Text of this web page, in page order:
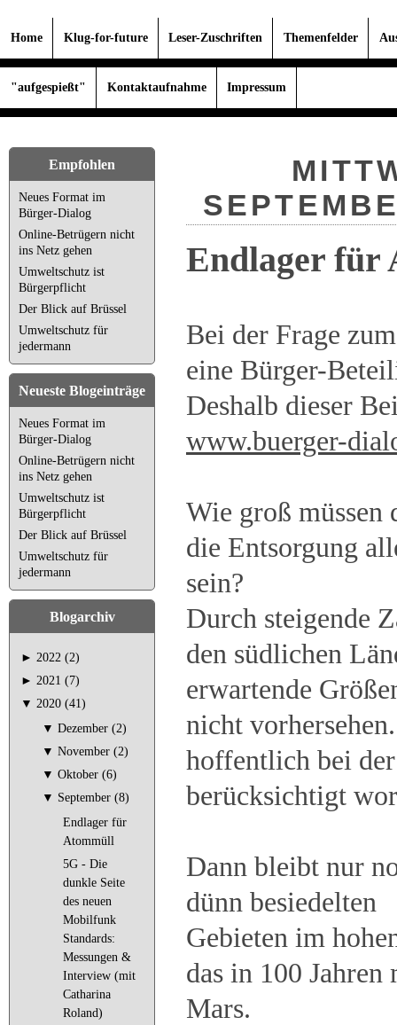
Home Klug-for-future Leser-Zuschriften Themenfelder
"aufgespießt" Kontaktaufnahme Impressum
Empfohlen
Neues Format im
Bürger-Dialog
Online-Betrügern nicht
ins Netz gehen
Umweltschutz ist
Bürgerpflicht
Der Blick auf Brüssel
Umweltschutz für
jedermann
Neueste Blogeinträge
Neues Format im
Bürger-Dialog
Online-Betrügern nicht
ins Netz gehen
Umweltschutz ist
Bürgerpflicht
Der Blick auf Brüssel
Umweltschutz für
jedermann
Blogarchiv
► 2022 (2)
► 2021 (7)
▼ 2020 (41)
▼ Dezember (2)
▼ November (2)
▼ Oktober (6)
▼ September (8)
Endlager für
Atommüll
5G - Die
dunkle Seite
des neuen
Mobilfunk
Standards:
Messungen &
Interview (mit
Catharina
Roland)
Endlager für
Bei der Frage
eine Bürger-
Deshalb dieser
www.buerger-
Wie groß müssen
die Entsorgung
sein?
Durch steigende
den südlichen
erwartende
nicht
hoffentlich bei
berücksichtigt
Dann bleibt nur
dünn besiedelten
Gebieten im
das in 100
Mars.